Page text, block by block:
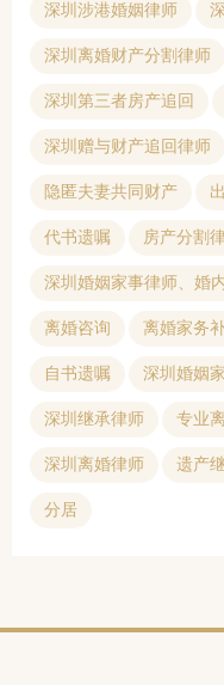
深圳涉港婚姻律师
深圳离婚财产分割律师
深圳第三者房产追回
深圳赠与财产追回律师
隐匿夫妻共同财产
代书遗嘱 房产分割
深圳婚姻家事律师、婚
离婚咨询 离婚家务
自书遗嘱 深圳婚姻
深圳继承律师 专业
深圳离婚律师 遗产
分居